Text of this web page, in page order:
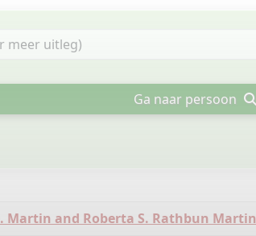
Ga naar persoon
Martin and Roberta S. Rathbun Martin